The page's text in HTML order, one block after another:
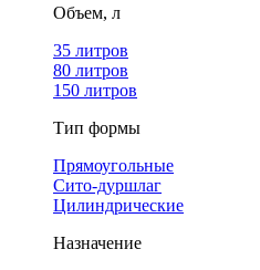
Объем, л
35 литров
80 литров
150 литров
Тип формы
Прямоугольные
Сито-дуршлаг
Цилиндрические
Назначение